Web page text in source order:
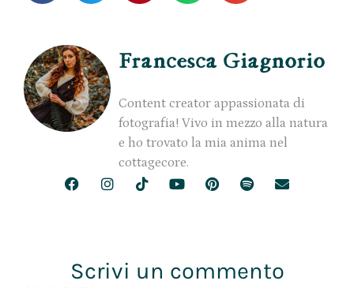
Francesca Giagnorio
Content creator appassionata di
fotografia! Vivo in mezzo alla natura
e ho trovato la mia anima nel
cottagecore.
Scrivi un commento